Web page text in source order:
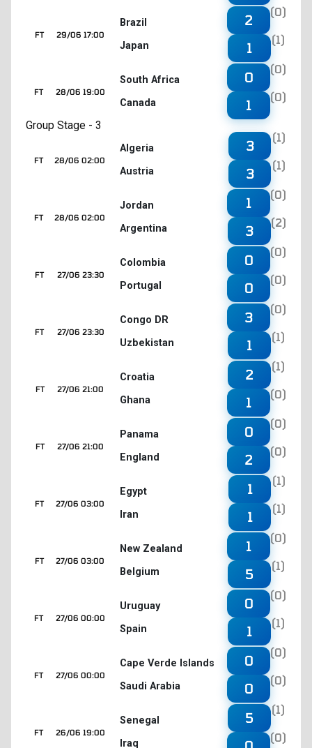
29/06 17:00
FT
Brazil
Japan
2
(0)
1
(1)
28/06 19:00
FT
South Africa
Canada
0
(0)
1
(0)
Group Stage - 3
28/06 02:00
FT
Algeria
Austria
3
(1)
3
(1)
28/06 02:00
FT
Jordan
Argentina
1
(0)
3
(2)
27/06 23:30
FT
Colombia
Portugal
0
(0)
0
(0)
27/06 23:30
FT
Congo DR
Uzbekistan
3
(0)
1
(1)
27/06 21:00
FT
Croatia
Ghana
2
(1)
1
(0)
27/06 21:00
FT
Panama
England
0
(0)
2
(0)
27/06 03:00
FT
Egypt
Iran
1
(1)
1
(1)
27/06 03:00
FT
New Zealand
Belgium
1
(0)
5
(1)
27/06 00:00
FT
Uruguay
Spain
0
(0)
1
(1)
27/06 00:00
FT
Cape Verde Islands
Saudi Arabia
0
(0)
0
(0)
26/06 19:00
FT
Senegal
Iraq
5
(1)
(0)